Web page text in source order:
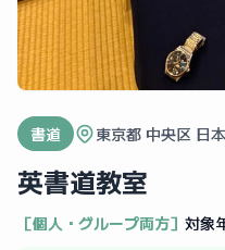
書道 東京都 中央区 日
英書道教室
［個人・グループ両方］ 対象